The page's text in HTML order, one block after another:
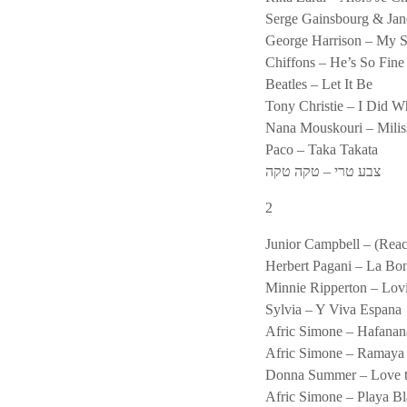
Serge Gainsbourg &
George Harrison – My
Chiffons – He’s So Fine
Beatles – Let It Be
Tony Christie – I Did
Nana Mouskouri –
Paco – Taka Takata
צבע טרי – טקה טקה
2
Junior Campbell –
Herbert Pagani – La
Minnie Ripperton –
Sylvia – Y Viva Espana
Afric Simone –
Afric Simone – Ramaya
Donna Summer – Love
Afric Simone – Playa